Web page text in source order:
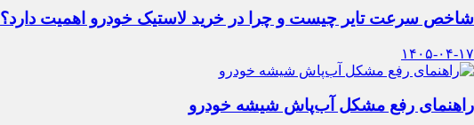
شاخص سرعت تایر چیست و چرا در خرید لاستیک خودرو اهمیت دارد؟
۱۴۰۵-۰۴-۱۷
راهنمای رفع مشکل آب‌پاش شیشه خودرو